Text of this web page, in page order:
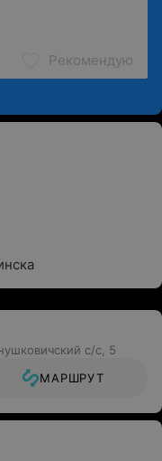
Рекомендую
с/с, 5
МАРШРУТ